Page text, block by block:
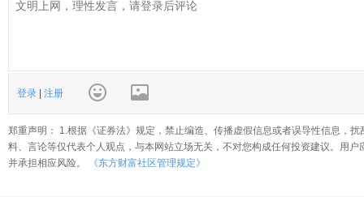
登录 注册
郑重声明： 1.根据《证券法》规定，禁止编造、传播虚假信息或者误导性信息，
料、言论等仅代表个人观点，与本网站立场无关，不对您构成任何投资建议。用
并承担相应风险。
《东方财富社区管理规定》